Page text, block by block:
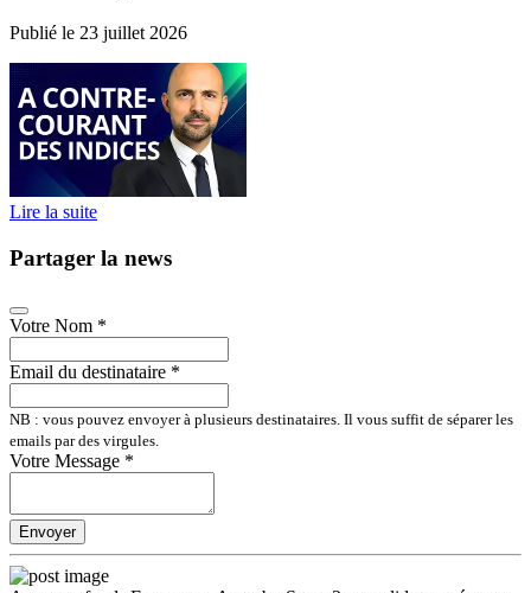
Publié le 23 juillet 2026
Lire la suite
Partager la news
Votre Nom *
Email du destinataire *
NB : vous pouvez envoyer à plusieurs destinataires. Il vous suffit de séparer les
emails par des virgules.
Votre Message *
Envoyer